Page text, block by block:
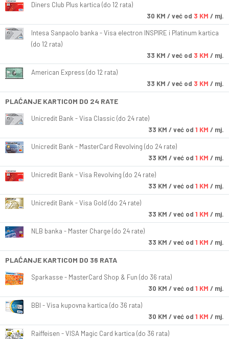
Diners Club Plus kartica (do 12 rata)
30 KM / već od 3 KM / mj.
Intesa Sanpaolo banka - Visa electron INSPIRE i Platinum kartica
(do 12 rata)
33 KM / već od 3 KM / mj.
American Express (do 12 rata)
33 KM / već od 3 KM / mj.
PLAĆANJE KARTICOM DO 24 RATE
Unicredit Bank - Visa Classic (do 24 rate)
33 KM / već od 1 KM / mj.
Unicredit Bank - MasterCard Revolving (do 24 rate)
33 KM / već od 1 KM / mj.
Unicredit Bank - Visa Revolving (do 24 rate)
33 KM / već od 1 KM / mj.
Unicredit Bank - Visa Gold (do 24 rate)
33 KM / već od 1 KM / mj.
NLB banka - Master Charge (do 24 rate)
33 KM / već od 1 KM / mj.
PLAĆANJE KARTICOM DO 36 RATA
Sparkasse - MasterCard Shop & Fun (do 36 rata)
30 KM / već od 1 KM / mj.
BBI - Visa kupovna kartica (do 36 rata)
30 KM / već od 1 KM / mj.
Raiffeisen - VISA Magic Card kartica (do 36 rata)